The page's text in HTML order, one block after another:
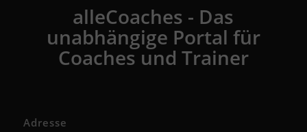
alleCoaches - Das
unabhängige Portal für
Coaches und Trainer
Adresse